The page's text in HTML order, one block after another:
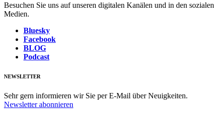
Besuchen Sie uns auf unseren digitalen Kanälen und in den sozialen
Medien.
Bluesky
Facebook
BLOG
Podcast
NEWSLETTER
Sehr gern informieren wir Sie per E-Mail über Neuigkeiten.
Newsletter abonnieren